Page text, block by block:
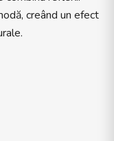
creând un efect